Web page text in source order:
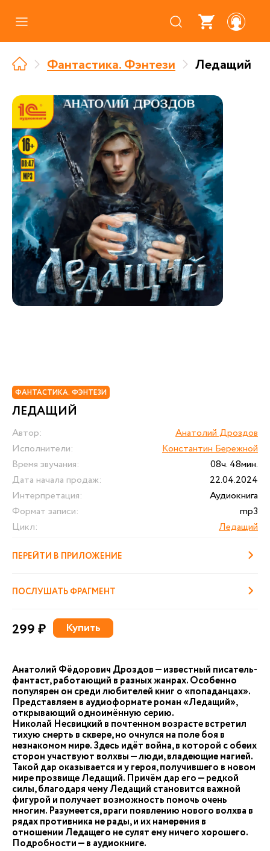
Где купить
Про аудиокниги
О нас
Партнерам
Фантастика. Фэнтези Ледащий
ФАНТАСТИКА. ФЭНТЕЗИ
ЛЕДАЩИЙ
Автор:
Анатолий Дроздов
Исполнители:
Константин Бережной
Время звучания:
08ч. 48мин.
Дата начала продаж:
22.04.2024
Интерпретация:
Аудиокнига
Формат записи:
mp3
Цикл:
Ледащий
ПЕРЕЙТИ В ПРИЛОЖЕНИЕ
ПОСЛУШАТЬ ФРАГМЕНТ
299 ₽ Купить
Анатолий Фёдорович Дроздов — известный писатель-
фантаст, работающий в разных жанрах. Особенно
популярен он среди любителей книг о «попаданцах».
Представляем в аудиоформате роман «Ледащий»,
открывающий одноимённую серию.
Николай Несвицкий в почтенном возрасте встретил
тихую смерть в сквере, но очнулся на поле боя в
незнакомом мире. Здесь идёт война, в которой с обеих
сторон участвуют волхвы — люди, владеющие магией.
Такой дар оказывается и у героя, получившего в новом
мире прозвище Ледащий. Причём дар его — редкой
силы, благодаря чему Ледащий становится важной
фигурой и получает возможность помочь очень
многим. Разумеется, враги появлению нового волхва в
рядах противника не рады, и их намерения в
отношении Ледащего не сулят ему ничего хорошего.
Подробности — в аудиокниге.